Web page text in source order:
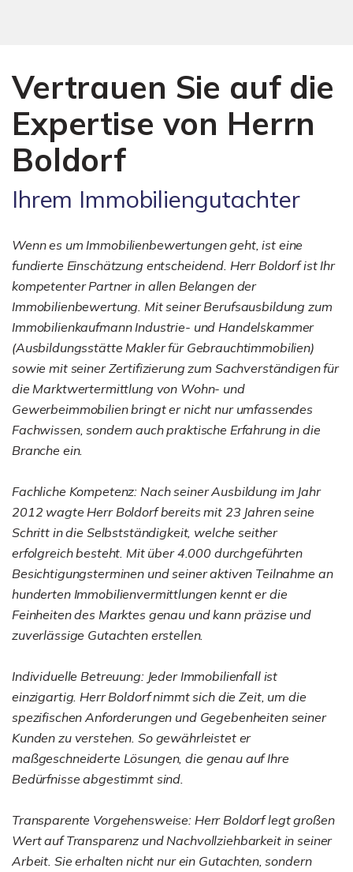
Vertrauen Sie auf die
Expertise von Herrn
Boldorf
Ihrem Immobiliengutachter
Wenn es um Immobilienbewertungen geht, ist eine
fundierte Einschätzung entscheidend. Herr Boldorf ist Ihr
kompetenter Partner in allen Belangen der
Immobilienbewertung. Mit seiner Berufsausbildung zum
Immobilienkaufmann Industrie- und Handelskammer
(Ausbildungsstätte Makler für Gebrauchtimmobilien)
sowie mit seiner Zertifizierung zum Sachverständigen für
die Marktwertermittlung von Wohn- und
Gewerbeimmobilien bringt er nicht nur umfassendes
Fachwissen, sondern auch praktische Erfahrung in die
Branche ein.
Fachliche Kompetenz: Nach seiner Ausbildung im Jahr
2012 wagte Herr Boldorf bereits mit 23 Jahren seine
Schritt in die Selbstständigkeit, welche seither
erfolgreich besteht. Mit über 4.000 durchgeführten
Besichtigungsterminen und seiner aktiven Teilnahme an
hunderten Immobilienvermittlungen kennt er die
Feinheiten des Marktes genau und kann präzise und
zuverlässige Gutachten erstellen.
Individuelle Betreuung: Jeder Immobilienfall ist
einzigartig. Herr Boldorf nimmt sich die Zeit, um die
spezifischen Anforderungen und Gegebenheiten seiner
Kunden zu verstehen. So gewährleistet er
maßgeschneiderte Lösungen, die genau auf Ihre
Bedürfnisse abgestimmt sind.
Transparente Vorgehensweise: Herr Boldorf legt großen
Wert auf Transparenz und Nachvollziehbarkeit in seiner
Arbeit. Sie erhalten nicht nur ein Gutachten, sondern